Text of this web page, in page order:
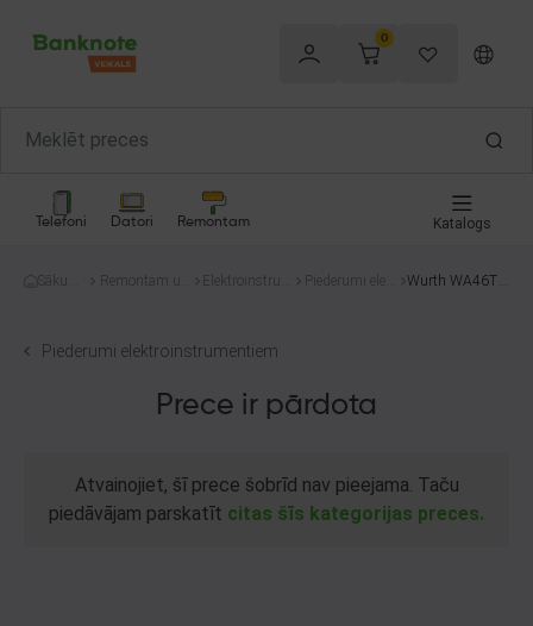
0
Telefoni Datori Remontam Katalogs
Sākum
Remontam un
Elektroinstru
Piederumi elekt
Wurth WA46TB
Piederumi elektroinstrumentiem
Prece ir pārdota
Atvainojiet, šī prece šobrīd nav pieejama. Taču
piedāvājam parskatīt citas šīs kategorijas preces.